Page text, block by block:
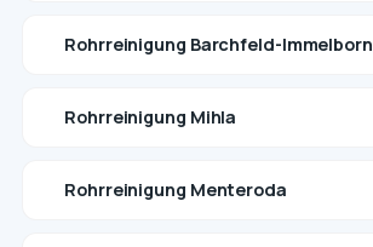
Rohrreinigung Barchfeld-Immelborn
Rohrreinigung Mihla
Rohrreinigung Menteroda